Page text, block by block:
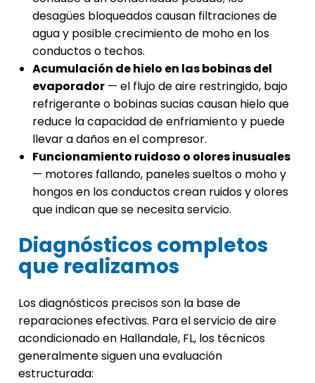
desagües bloqueados causan filtraciones de
agua y posible crecimiento de moho en los
conductos o techos.
Acumulación de hielo en las bobinas del
evaporador — el flujo de aire restringido, bajo
refrigerante o bobinas sucias causan hielo que
reduce la capacidad de enfriamiento y puede
llevar a daños en el compresor.
Funcionamiento ruidoso o olores inusuales
— motores fallando, paneles sueltos o moho y
hongos en los conductos crean ruidos y olores
que indican que se necesita servicio.
Diagnósticos completos
que realizamos
Los diagnósticos precisos son la base de
reparaciones efectivas. Para el servicio de aire
acondicionado en Hallandale, FL, los técnicos
generalmente siguen una evaluación
estructurada: